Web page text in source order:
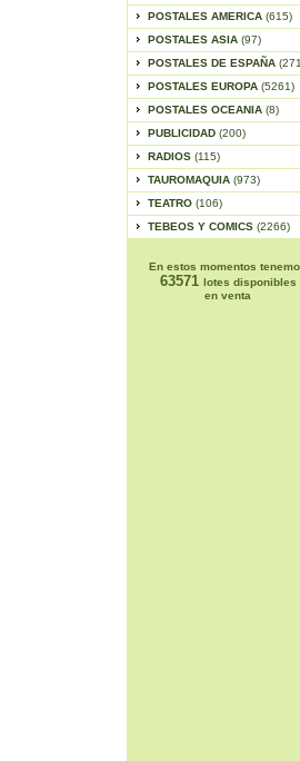
POSTALES AMERICA (615)
POSTALES ASIA (97)
POSTALES DE ESPAÑA
POSTALES EUROPA (5261)
POSTALES OCEANIA (8)
PUBLICIDAD (200)
RADIOS (115)
TAUROMAQUIA (973)
TEATRO (106)
TEBEOS Y COMICS (2266)
En estos momentos
63571 lotes disponibles
en venta